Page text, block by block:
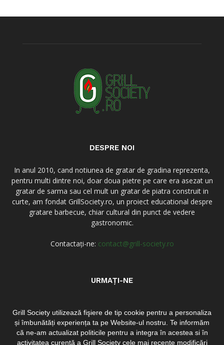
Grill Society utilizează fişiere de tip cookie pentru a personaliza
și îmbunătăți experiența ta pe Website-ul nostru. Te informăm
că ne-am actualizat politicile pentru a integra în acestea si în
activitatea curentă a Grill Society cele mai recente modificări
DESPRE NOI
In anul 2010, cand notiunea de gratar de gradina reprezenta,
pentru multi dintre noi, doar doua pietre pe care era asezat un
gratar de sarma sau cel mult un gratar de piatra construit in
curte, am fondat GrillSociety.ro, un proiect educational despre
gratare barbecue, chiar cultural din punct de vedere
gastronomic.
Contactați-ne: contact@grill-society.ro
URMAȚI-NE